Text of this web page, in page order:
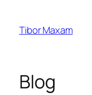
springen
Tibor Maxam
Blog